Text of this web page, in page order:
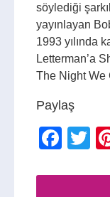
söylediği
yayınlayan
1993 yılında
Letterman’a
The Night
Paylaş